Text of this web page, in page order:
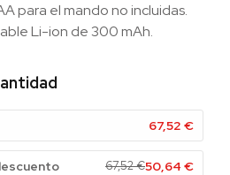
para el mando no incluidas.
Li-ion de 300 mAh.
67,52 €
67,52€50,64 €